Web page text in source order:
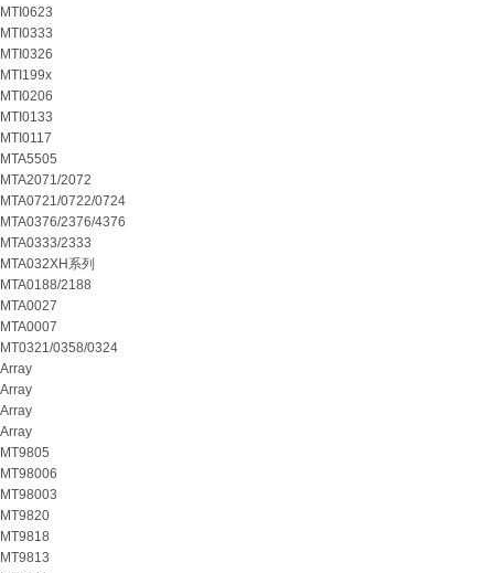
MTI0623
MTI0333
MTI0326
MTI199x
MTI0206
MTI0133
MTI0117
MTA5505
MTA2071/2072
MTA0721/0722/0724
MTA0376/2376/4376
MTA0333/2333
MTA032XH系列
MTA0188/2188
MTA0027
MTA0007
MT0321/0358/0324
Array
Array
Array
Array
MT9805
MT98006
MT98003
MT9820
MT9818
MT9813